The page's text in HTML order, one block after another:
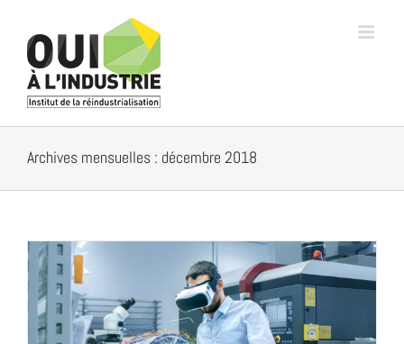
contenu
Archives mensuelles : décembre 2018